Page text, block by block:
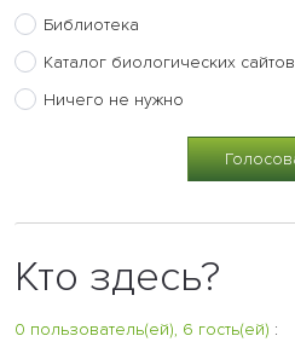
Библиотека
Каталог биологических сайтов
Ничего не нужно
Кто здесь?
0 пользователь(ей), 6 гость(ей) :